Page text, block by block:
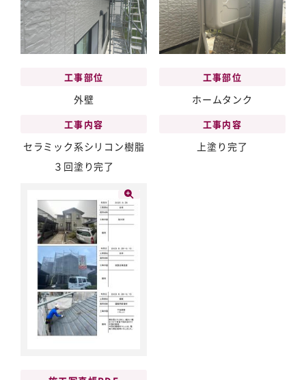
工事部位
外壁
工事内容
セラミック系シリコン樹脂
３回塗り完了
工事部位
ホームタンク
工事内容
上塗り完了